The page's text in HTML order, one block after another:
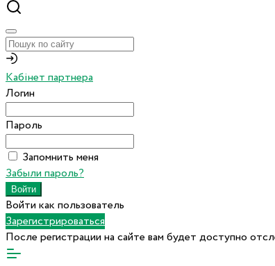
Кабінет партнера
Логин
Пароль
Запомнить меня
Забыли пароль?
Войти как пользователь
Зарегистрироваться
После регистрации на сайте вам будет доступно